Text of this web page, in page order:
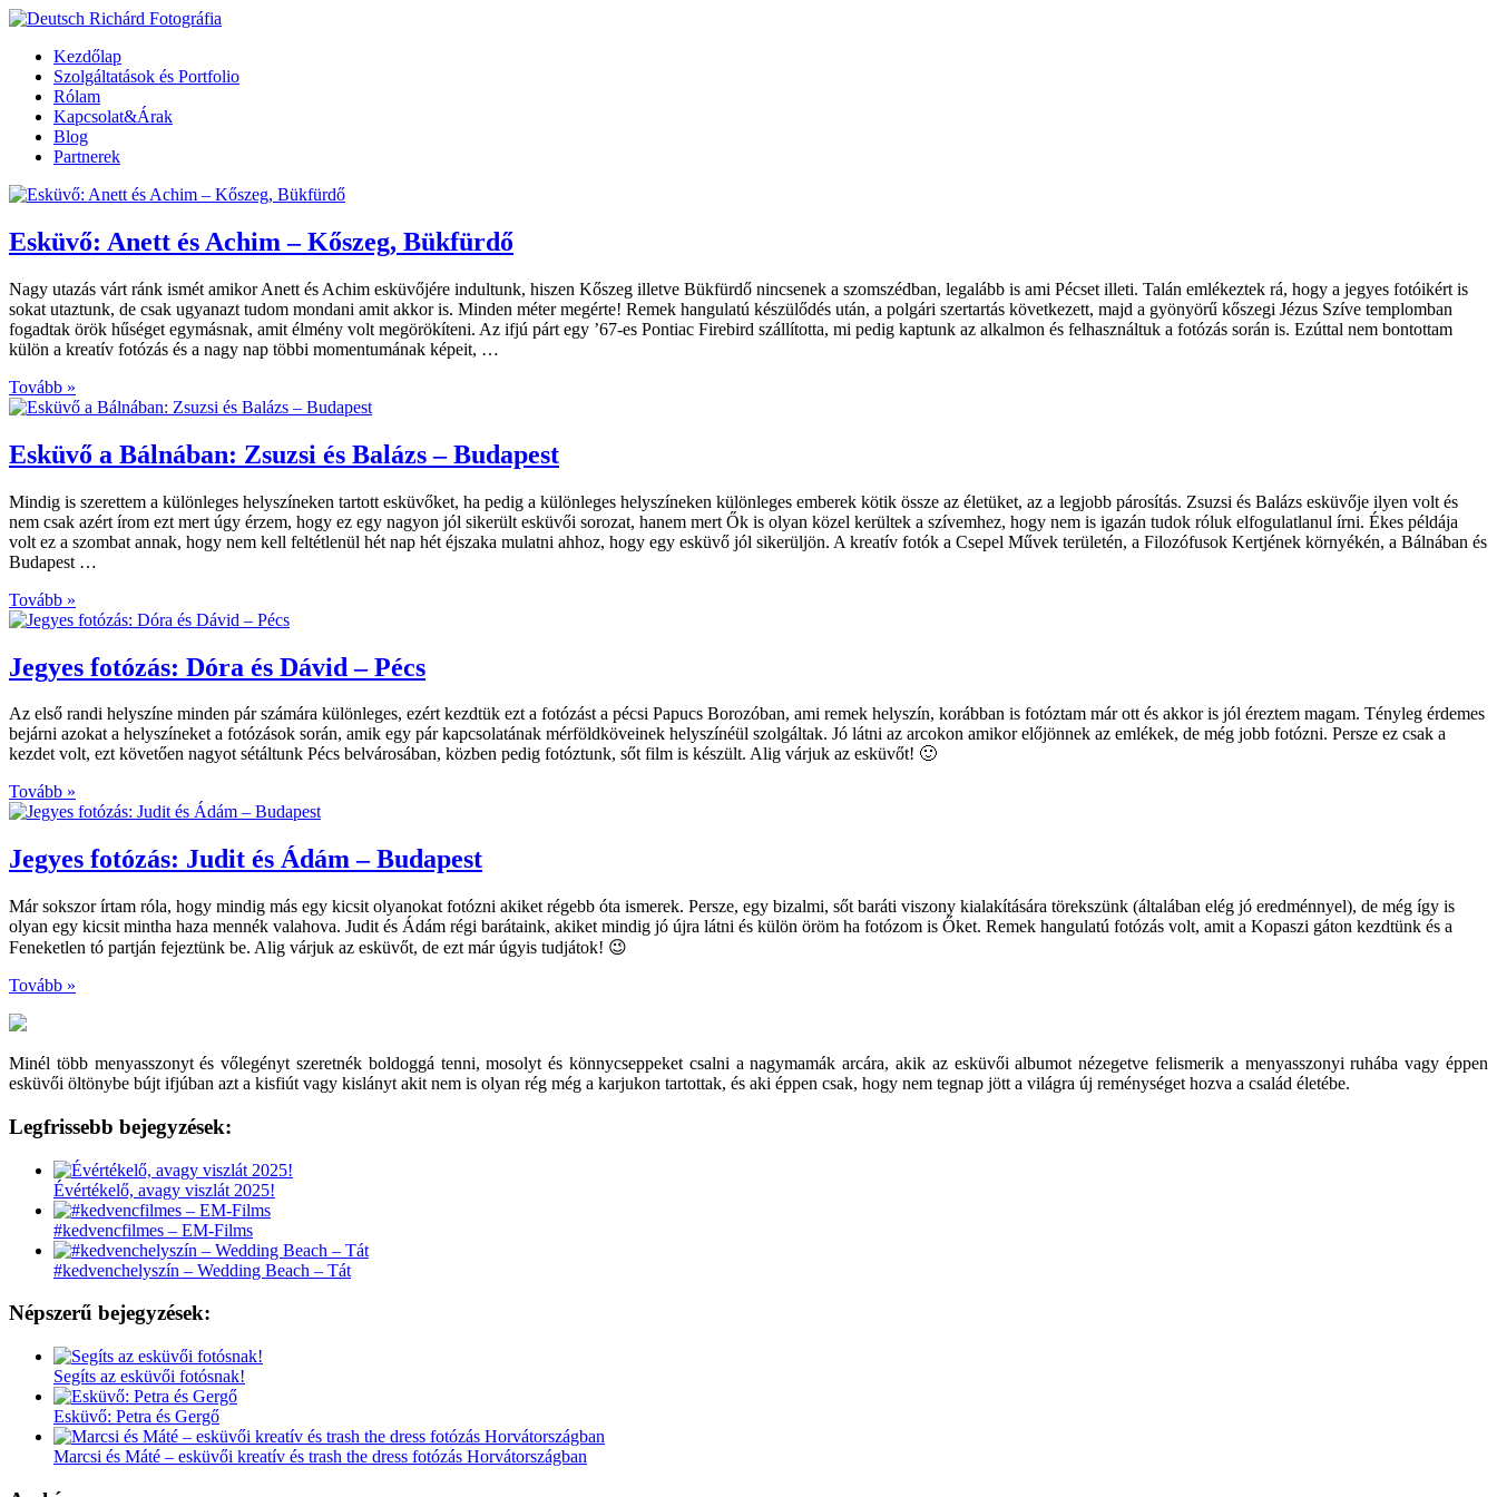
Kezdőlap
Szolgáltatások és Portfolio
Rólam
Kapcsolat&Árak
Blog
Partnerek
Esküvő: Anett és Achim – Kőszeg, Bükfürdő
Nagy utazás várt ránk ismét amikor Anett és Achim esküvőjére indultunk, hiszen Kőszeg illetve Bükfürdő nincsenek a szomszédban, legalább is ami Pécset illeti. Talán emlékeztek rá, hogy a jegyes fotóikért is
sokat utaztunk, de csak ugyanazt tudom mondani amit akkor is. Minden méter megérte! Remek hangulatú készülődés után, a polgári szertartás következett, majd a gyönyörű kőszegi Jézus Szíve templomban
fogadtak örök hűséget egymásnak, amit élmény volt megörökíteni. Az ifjú párt egy ’67-es Pontiac Firebird szállította, mi pedig kaptunk az alkalmon és felhasználtuk a fotózás során is. Ezúttal nem bontottam
külön a kreatív fotózás és a nagy nap többi momentumának képeit, …
Tovább »
Esküvő a Bálnában: Zsuzsi és Balázs – Budapest
Mindig is szerettem a különleges helyszíneken tartott esküvőket, ha pedig a különleges helyszíneken különleges emberek kötik össze az életüket, az a legjobb párosítás. Zsuzsi és Balázs esküvője ilyen volt és
nem csak azért írom ezt mert úgy érzem, hogy ez egy nagyon jól sikerült esküvői sorozat, hanem mert Ők is olyan közel kerültek a szívemhez, hogy nem is igazán tudok róluk elfogulatlanul írni. Ékes példája
volt ez a szombat annak, hogy nem kell feltétlenül hét nap hét éjszaka mulatni ahhoz, hogy egy esküvő jól sikerüljön. A kreatív fotók a Csepel Művek területén, a Filozófusok Kertjének környékén, a Bálnában és
Budapest …
Tovább »
Jegyes fotózás: Dóra és Dávid – Pécs
Az első randi helyszíne minden pár számára különleges, ezért kezdtük ezt a fotózást a pécsi Papucs Borozóban, ami remek helyszín, korábban is fotóztam már ott és akkor is jól éreztem magam. Tényleg érdemes
bejárni azokat a helyszíneket a fotózások során, amik egy pár kapcsolatának mérföldköveinek helyszínéül szolgáltak. Jó látni az arcokon amikor előjönnek az emlékek, de még jobb fotózni. Persze ez csak a
kezdet volt, ezt követően nagyot sétáltunk Pécs belvárosában, közben pedig fotóztunk, sőt film is készült. Alig várjuk az esküvőt! 🙂
Tovább »
Jegyes fotózás: Judit és Ádám – Budapest
Már sokszor írtam róla, hogy mindig más egy kicsit olyanokat fotózni akiket régebb óta ismerek. Persze, egy bizalmi, sőt baráti viszony kialakítására törekszünk (általában elég jó eredménnyel), de még így is
olyan egy kicsit mintha haza mennék valahova. Judit és Ádám régi barátaink, akiket mindig jó újra látni és külön öröm ha fotózom is Őket. Remek hangulatú fotózás volt, amit a Kopaszi gáton kezdtünk és a
Feneketlen tó partján fejeztünk be. Alig várjuk az esküvőt, de ezt már úgyis tudjátok! 😉
Tovább »
Minél több menyasszonyt és vőlegényt szeretnék boldoggá tenni, mosolyt és könnycseppeket csalni a nagymamák arcára, akik az esküvői albumot nézegetve felismerik a menyasszonyi ruhába vagy éppen
esküvői öltönybe bújt ifjúban azt a kisfiút vagy kislányt akit nem is olyan rég még a karjukon tartottak, és aki éppen csak, hogy nem tegnap jött a világra új reménységet hozva a család életébe.
Legfrissebb bejegyzések:
Évértékelő, avagy viszlát 2025!
#kedvencfilmes – EM-Films
#kedvenchelyszín – Wedding Beach – Tát
Népszerű bejegyzések:
Segíts az esküvői fotósnak!
Esküvő: Petra és Gergő
Marcsi és Máté – esküvői kreatív és trash the dress fotózás Horvátországban